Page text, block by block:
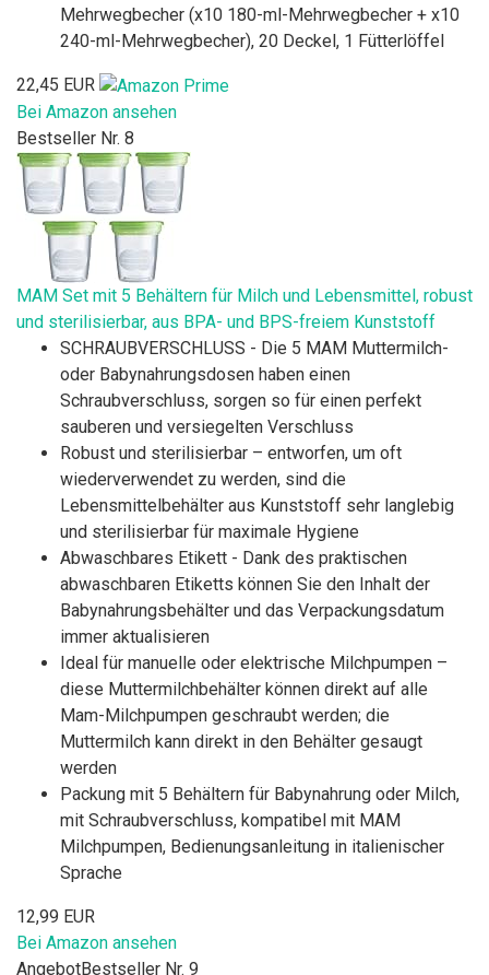
Mehrwegbecher (x10 180-ml-Mehrwegbecher + x10
240-ml-Mehrwegbecher), 20 Deckel, 1 Fütterlöffel
22,45 EUR
Bei Amazon ansehen
Bestseller Nr. 8
MAM Set mit 5 Behältern für Milch und Lebensmittel, robust
und sterilisierbar, aus BPA- und BPS-freiem Kunststoff
SCHRAUBVERSCHLUSS - Die 5 MAM Muttermilch-
oder Babynahrungsdosen haben einen
Schraubverschluss, sorgen so für einen perfekt
sauberen und versiegelten Verschluss
Robust und sterilisierbar – entworfen, um oft
wiederverwendet zu werden, sind die
Lebensmittelbehälter aus Kunststoff sehr langlebig
und sterilisierbar für maximale Hygiene
Abwaschbares Etikett - Dank des praktischen
abwaschbaren Etiketts können Sie den Inhalt der
Babynahrungsbehälter und das Verpackungsdatum
immer aktualisieren
Ideal für manuelle oder elektrische Milchpumpen –
diese Muttermilchbehälter können direkt auf alle
Mam-Milchpumpen geschraubt werden; die
Muttermilch kann direkt in den Behälter gesaugt
werden
Packung mit 5 Behältern für Babynahrung oder Milch,
mit Schraubverschluss, kompatibel mit MAM
Milchpumpen, Bedienungsanleitung in italienischer
Sprache
12,99 EUR
Bei Amazon ansehen
AngebotBestseller Nr. 9